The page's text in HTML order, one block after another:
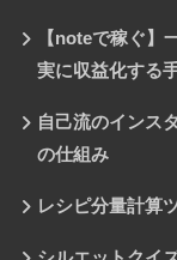
【noteで稼ぐ】
実に収益化する
自己流のインス
の仕組み
レシピ分量計算